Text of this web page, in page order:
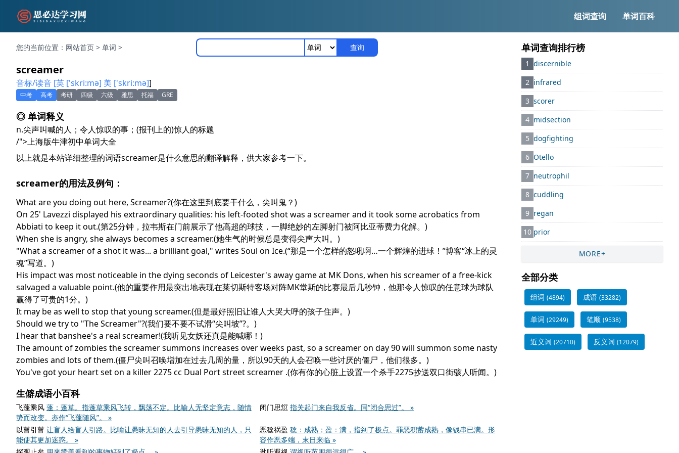
组词查询 单词百科
您的当前位置： 网站首页 > 单词 > 查询
screamer
音标/读音 [英 ['skri:mə] 美 ['skri:mə]]
中考 高考 考研 四级 六级 雅思 托福 GRE
◎ 单词释义
n.尖声叫喊的人；令人惊叹的事；(报刊上的)惊人的标题
/">上海版牛津初中单词大全
以上就是本站详细整理的词语screamer是什么意思的翻译解释，供大家参考一下。
screamer的用法及例句：
What are you doing out here, Screamer?(你在这里到底要干什么，尖叫鬼？)
On 25' Lavezzi displayed his extraordinary qualities: his left-footed shot was a screamer and it took some acrobatics from
Abbiati to keep it out.(第25分钟，拉韦斯在门前展示了他高超的球技，一脚绝妙的左脚射门被阿比亚蒂费力化解。)
When she is angry, she always becomes a screamer.(她生气的时候总是变得尖声大叫。)
"What a screamer of a shot it was... a brilliant goal," writes Soul on Ice.(“那是一个怎样的怒吼啊…一个辉煌的进球！”博客“冰上的灵
魂”写道。)
His impact was most noticeable in the dying seconds of Leicester's away game at MK Dons, when his screamer of a free-kick
salvaged a valuable point.(他的重要作用最突出地表现在莱切斯特客场对阵MK堂斯的比赛最后几秒钟，他那令人惊叹的任意球为球队
赢得了可贵的1分。)
It may be as well to stop that young screamer.(但是最好照旧让谁人大哭大呼的孩子住声。)
Should we try to "The Screamer"?(我们要不要不试滑“尖叫坡”?。)
I hear that banshee's a real screamer!(我听见女妖还真是能喊哪！)
The amount of zombies the screamer summons increases over weeks past, so a screamer on day 90 will summon some nasty
zombies and lots of them.(僵尸尖叫召唤增加在过去几周的量，所以90天的人会召唤一些讨厌的僵尸，他们很多。)
You've got your heart set on a killer 2275 cc Dual Port street screamer .(你有你的心脏上设置一个杀手2275抄送双口街骇人听闻。)
生僻成语小百科
飞蓬乘风 蓬：蓬草。指蓬草乘风飞转，飘荡不定。比喻人无坚定意志，随情
势而改变。亦作“飞蓬随风”。 »
闭门思愆 指关起门来自我反省。同“闭合思过”。 »
以瞽引瞽 让盲人给盲人引路。比喻让愚昧无知的人去引导愚昧无知的人，只
能使其更加迷惑。 »
恶稔祸盈 稔：成熟；盈：满，指到了极点。罪恶积蓄成熟，像钱串已满。形
容作恶多端，末日来临 »
单词查询排行榜
1 discernible
2 infrared
3 scorer
4 midsection
5 dogfighting
6 Otello
7 neutrophil
8 cuddling
9 regan
10 prior
MORE+
全部分类
组词 (4894) 成语 (33282)
单词 (29249) 笔顺 (9538)
近义词 (20710) 反义词 (12079)